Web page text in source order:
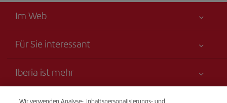
Im Web
Für Sie interessant
Erklärung zur Barrierefreiheit
Iberia ist mehr
Transparenz
Wir verwenden Analyse-, Inhaltspersonalisierungs- und